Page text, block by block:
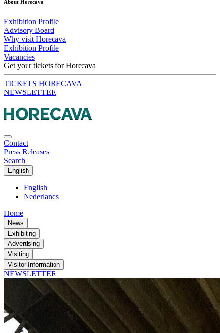
About Horecava
Exhibition Profile
Advisory Board
Why visit Horecava
Exhibition Profile
Vacancies
Get your tickets for Horecava
TICKETS HORECAVA
NEWSLETTER
Contact
Press Releases
Search
English
English
Nederlands
Home
News
Exhibiting
Advertising
Visiting
Visitor Information
NEWSLETTER